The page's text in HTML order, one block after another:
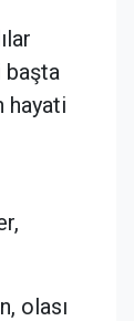
başta
hayati
olası